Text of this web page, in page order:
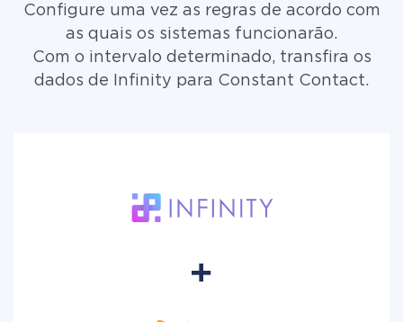
Configure uma vez as regras de acordo com
as quais os sistemas funcionarão.
Com o intervalo determinado, transfira os
dados de Infinity para Constant Contact.